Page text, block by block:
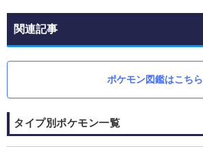
関連記事
ポケモン図鑑はこちら
タイプ別ポケモン一覧